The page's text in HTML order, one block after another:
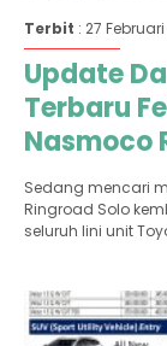
Terbit : 27
Update
Terbaru
Nasmoco
Sedang mencari
Ringroad Solo
seluruh lini unit